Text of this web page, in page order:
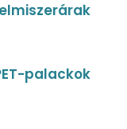
palackok